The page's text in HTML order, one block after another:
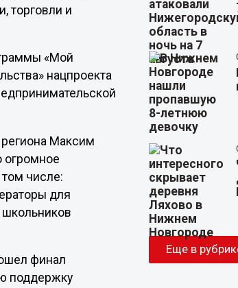
торговли и
«Мой
нацпроекта
Максим
огромное
числе:
для
финал
поддержку
Еще в